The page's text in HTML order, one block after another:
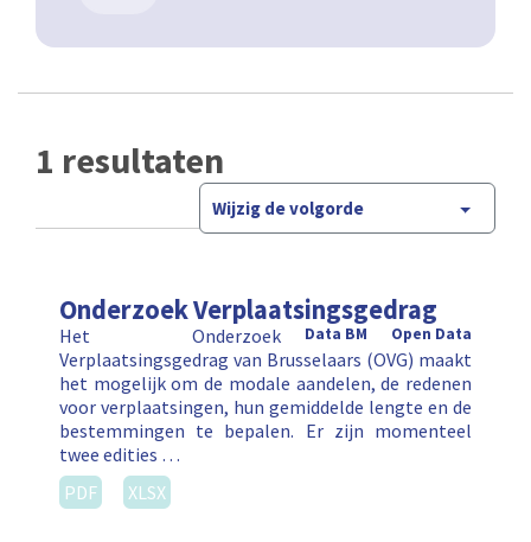
1 resultaten
Wijzig de volgorde
Onderzoek Verplaatsingsgedrag
Open Data
Data BM
Het Onderzoek
Verplaatsingsgedrag van Brusselaars (OVG) maakt
het mogelijk om de modale aandelen, de redenen
voor verplaatsingen, hun gemiddelde lengte en de
bestemmingen te bepalen. Er zijn momenteel
twee edities …
PDF
XLSX